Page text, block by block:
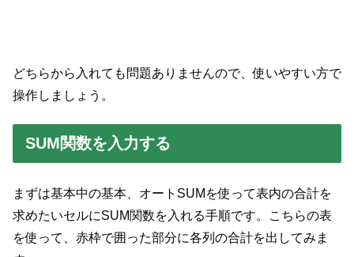
どちらから入れても問題ありませんので、使いやすい方で
操作しましょう。
SUM関数を入力する
まずは基本中の基本、オートSUMを使って表内の合計を
求めたいセルにSUM関数を入れる手順です。こちらの表
を使って、赤枠で囲った部分に各列の合計を出してみま